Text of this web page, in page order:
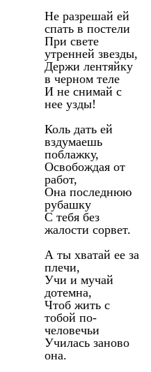
Не разрешай ей
спать в постели
При свете
утренней звезды,
Держи лентяйку
в черном теле
И не снимай с
нее узды!
Коль дать ей
вздумаешь
поблажку,
Освобождая от
работ,
Она последнюю
рубашку
С тебя без
жалости сорвет.
А ты хватай ее за
плечи,
Учи и мучай
дотемна,
Чтоб жить с
тобой по-
человечьи
Училась заново
она.